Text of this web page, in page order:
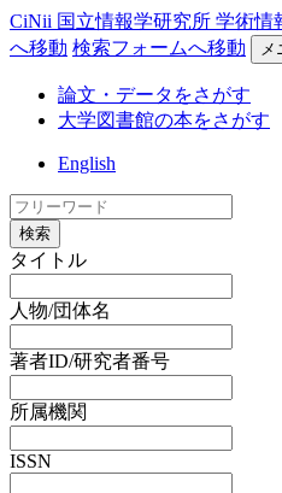
CiNii 国立情報学研究所 学術
へ移動 検索フォームへ移動 メ
論文・データをさがす
大学図書館の本をさがす
English
検索
タイトル
人物/団体名
著者ID/研究者番号
所属機関
ISSN